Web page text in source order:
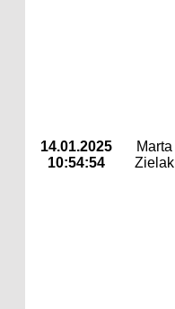
14.01.2025
10:54:54
Marta
Zielak